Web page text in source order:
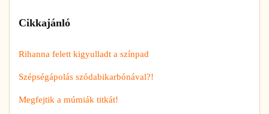
Cikkajánló
Rihanna felett kigyulladt a színpad
Szépségápolás szódabikarbónával?!
Megfejtik a múmiák titkát!